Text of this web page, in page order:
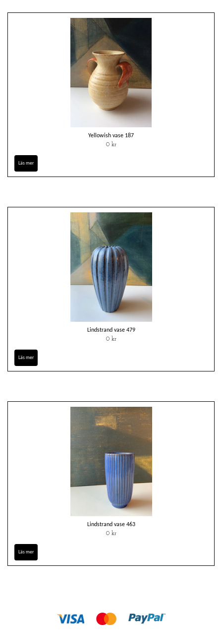
Yellowish vase 187
0 kr
Läs mer
Lindstrand vase 479
0 kr
Läs mer
Lindstrand vase 463
0 kr
Läs mer